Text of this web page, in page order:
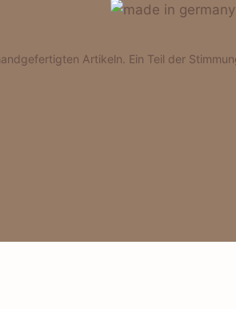
Artikeln. Ein Teil der